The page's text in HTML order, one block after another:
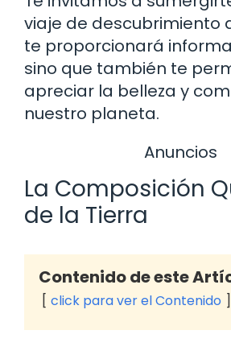
viaje de descubrimiento
te proporcionará
sino que también te
apreciar la belleza y
nuestro planeta.
Anuncios
La Composición
de la Tierra
Contenido de este
click para ver el Contenido